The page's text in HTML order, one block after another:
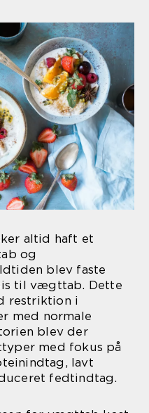
altid haft et
og
blev faste
til vægttab. Dette
restriktion i
med normale
blev der
med fokus på
lavt
fedtindtag.